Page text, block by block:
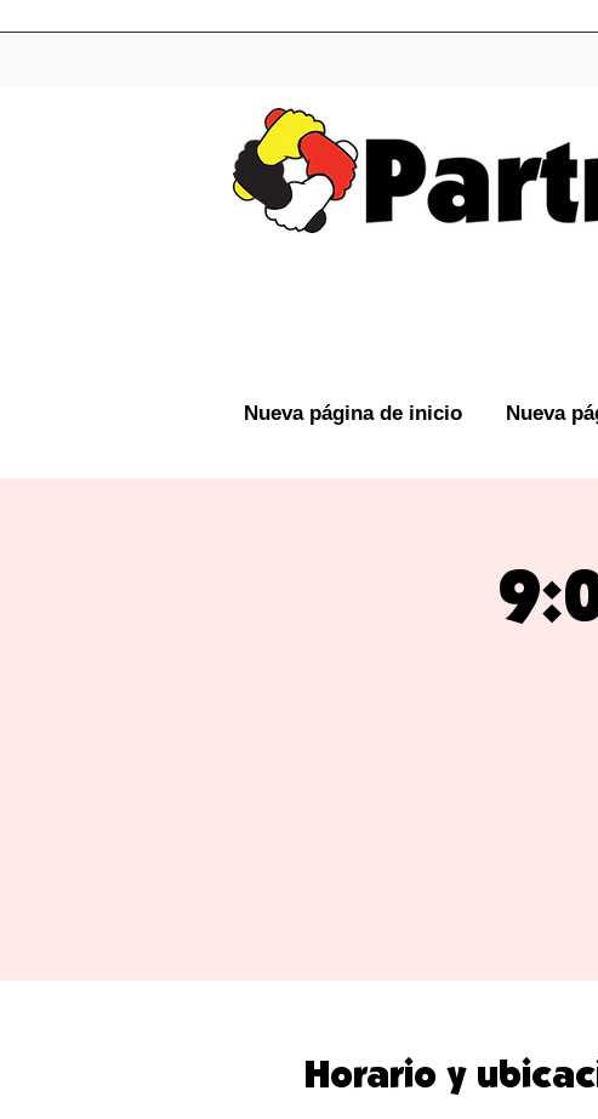
Nueva página de inicio Nueva
Horario y